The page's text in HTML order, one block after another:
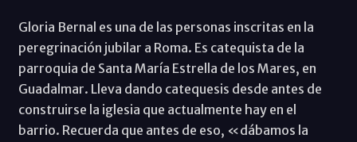
Gloria Bernal es una de las personas inscritas en la
peregrinación jubilar a Roma. Es catequista de la
parroquia de Santa María Estrella de los Mares, en
Guadalmar. Lleva dando catequesis desde antes de
construirse la iglesia que actualmente hay en el
barrio. Recuerda que antes de eso, «dábamos la